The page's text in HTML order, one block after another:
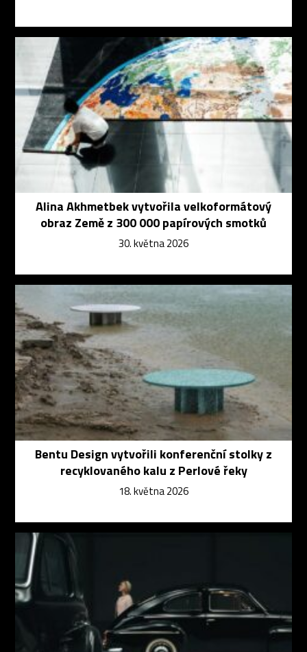
Alina Akhmetbek vytvořila velkoformátový
obraz Země z 300 000 papírových smotků
30. května 2026
Bentu Design vytvořili konferenční stolky z
recyklovaného kalu z Perlové řeky
18. května 2026